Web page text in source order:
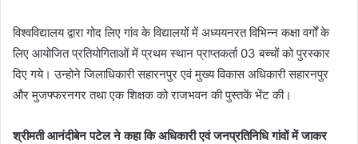
विश्वविद्यालय द्वारा गोद लिए गांव के विद्यालयों में अध्ययनरत विभिन्न कक्षा वर्गों के
लिए आयोजित प्रतियोगिताओं में प्रथम स्थान प्राप्तकर्ता 03 बच्चों को पुरस्कार
दिए गये। उन्होने जिलाधिकारी सहारनपुर एवं मुख्य विकास अधिकारी सहारनपुर
और मुजफ्फरनगर तथा एक शिक्षक को राजभवन की पुस्तकें भेंट की।
श्रीमती आनंदीबेन पटेल ने कहा कि अधिकारी एवं जनप्रतिनिधि गांवों में जाकर